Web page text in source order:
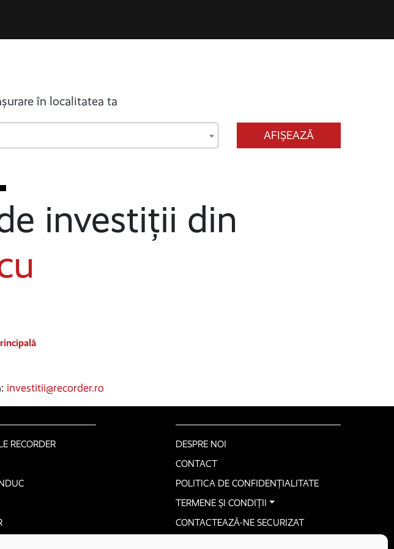
în localitatea ta
AFIȘEAZĂ
investiții din
investitii@recorder.ro
RECORDER
DESPRE NOI
CONTACT
POLITICA DE CONFIDENȚIALITATE
TERMENE ȘI CONDIȚII
CONTACTEAZĂ-NE SECURIZAT